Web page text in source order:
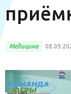
Медицина